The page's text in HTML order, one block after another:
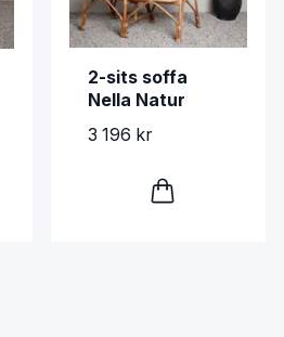
2-sits soffa
Nella Natur
3 196 kr